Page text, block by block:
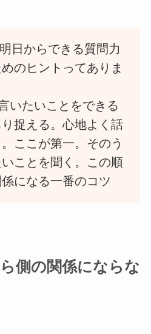
日からできる質問力
のヒントってありま
いたいことをできる
捉える。心地よく話
ここが第一。そのう
ことを聞く。この順
になる一番のコツ
側の関係にならな